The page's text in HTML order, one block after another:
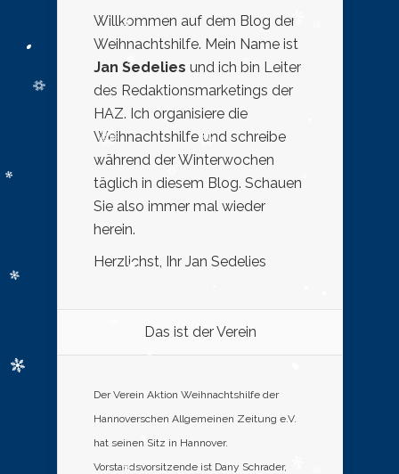
Willkommen auf dem Blog der
Weihnachtshilfe. Mein Name ist
Jan Sedelies und ich bin Leiter
des Redaktionsmarketings der
HAZ. Ich organisiere die
Weihnachtshilfe und schreibe
während der Winterwochen
täglich in diesem Blog. Schauen
Sie also immer mal wieder
herein.
Herzlichst, Ihr Jan Sedelies
Das ist der Verein
Der Verein Aktion Weihnachtshilfe der
Hannoverschen Allgemeinen Zeitung e.V.
hat seinen Sitz in Hannover.
Vorstandsvorsitzende ist Dany Schrader,